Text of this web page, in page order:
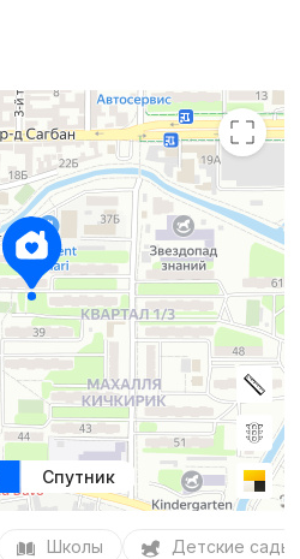
Спутник
Школы Детские сады